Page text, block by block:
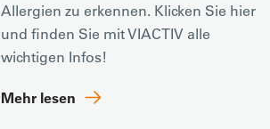
Allergien zu erkennen. Klicken Sie hier
und finden Sie mit VIACTIV alle
wichtigen Infos!
Mehr lesen